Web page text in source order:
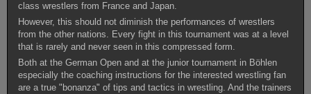
class wrestlers from France and Japan.
However, this should not diminish the performances of wrestlers
from the other nations. Every fight in this tournament was at a level
that is rarely and never seen in this compressed form.
Both at the German Open and at the junior tournament in Böhlen
especially the coaching instructions for the interested wrestling fan
are a true "bonanza" of tips and tactics in wrestling. And the trainers